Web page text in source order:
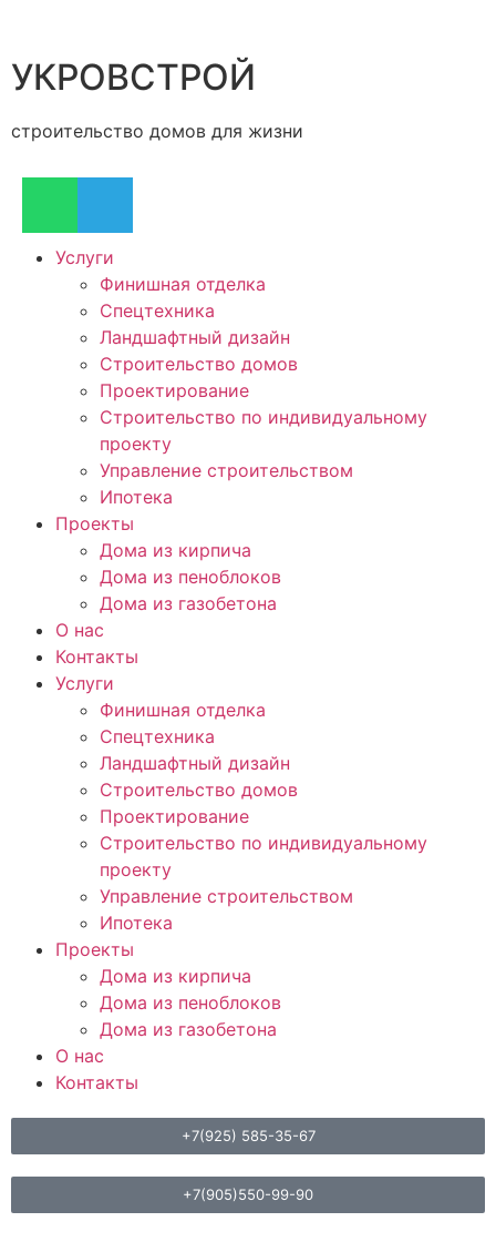
УКРОВСТРОЙ
строительство домов для жизни
Услуги
Финишная отделка
Спецтехника
Ландшафтный дизайн
Строительство домов
Проектирование
Строительство по индивидуальному
проекту
Управление строительством
Ипотека
Проекты
Дома из кирпича
Дома из пеноблоков
Дома из газобетона
О нас
Контакты
Услуги
Финишная отделка
Спецтехника
Ландшафтный дизайн
Строительство домов
Проектирование
Строительство по индивидуальному
проекту
Управление строительством
Ипотека
Проекты
Дома из кирпича
Дома из пеноблоков
Дома из газобетона
О нас
Контакты
+7(925) 585-35-67
+7(905)550-99-90